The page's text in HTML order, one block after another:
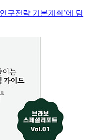
구전략 기본계획’에 담